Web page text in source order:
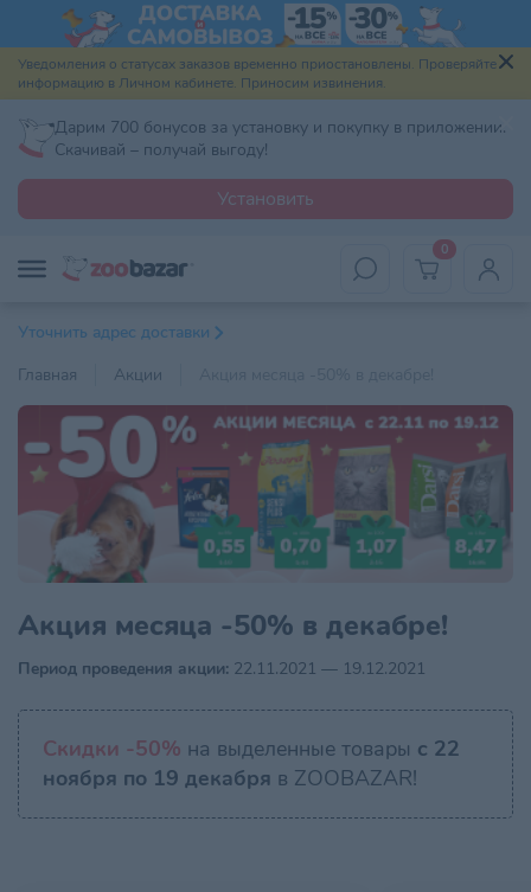
Уведомления о статусах заказов временно приостановлены. Проверяйте
информацию в Личном кабинете. Приносим извинения.
Дарим 700 бонусов за установку и покупку в приложении.
Скачивай – получай выгоду!
Установить
0
Уточнить адрес доставки
Главная
Акции
Акция месяца -50% в декабре!
Период проведения акции: 22.11.2021 — 19.12.2021
Скидки -50% на выделенные товары с 22
ноября по 19 декабря в ZOOBAZAR!